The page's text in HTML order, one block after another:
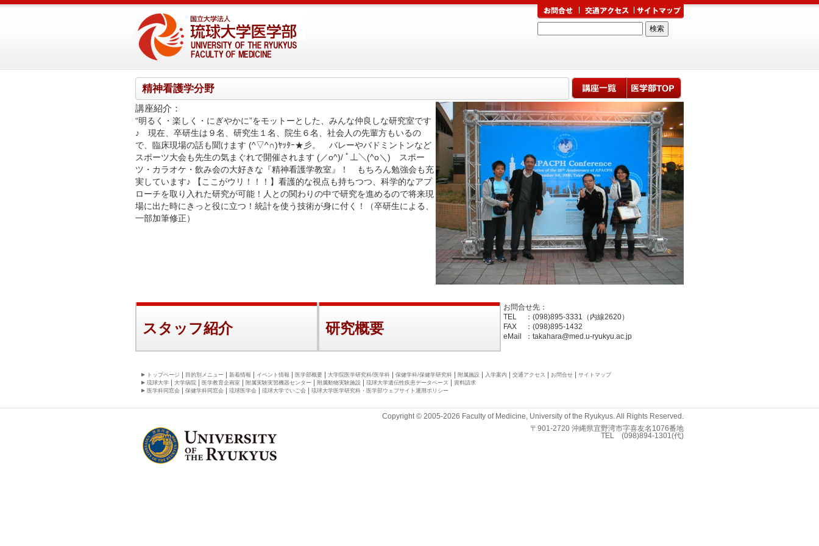
精神看護学分野
講座紹介：
“明るく・楽しく・にぎやかに”をモットーとした、みんな仲良しな研究室です
♪ 現在、卒研生は９名、研究生１名、院生６名、社会人の先輩方もいるの
で、臨床現場の話も聞けます (^▽^∩)ﾔｯﾀｰ★彡。 バレーやバドミントンなど
スポーツ大会も先生の気まぐれで開催されます (／o^)/ ﾟ⊥＼(^o＼) スポー
ツ・カラオケ・飲み会の大好きな『精神看護学教室』！ もちろん勉強会も充
実しています♪ 【ここがウリ！！！】看護的な視点も持ちつつ、科学的なアプ
ローチを取り入れた研究が可能！人との関わりの中で研究を進めるので将来現
場に出た時にきっと役に立つ！統計を使う技術が身に付く！（卒研生による、
一部加筆修正）
スタッフ紹介 研究概要
お問合せ先：
TEL
：(098)895-3331（内線2620）
FAX
：(098)895-1432
eMail
： takahara@med.u-ryukyu.ac.jp
トップページ 目的別メニュー 新着情報 イベント情報 医学部概要 大学院医学研究科/医学科 保健学科/保健学研究科 附属施設 入学案内 交通アクセス お問合せ
サイトマップ
琉球大学
大学病院 医学教育企画室 附属実験実習機器センター 附属動物実験施設 琉球大学遺伝性疾患データベース
資料請求
医学科同窓会
保健学科同窓会 琉球医学会 琉球大学でいご会 琉球大学医学研究科・医学部ウェブサイト運用ポリシー
Copyright © 2005-2026 Faculty of Medicine, University of the Ryukyus. All Rights Reserved.
〒901-2720 沖縄県宜野湾市字喜友名1076番地
TEL (098)894-1301(代)